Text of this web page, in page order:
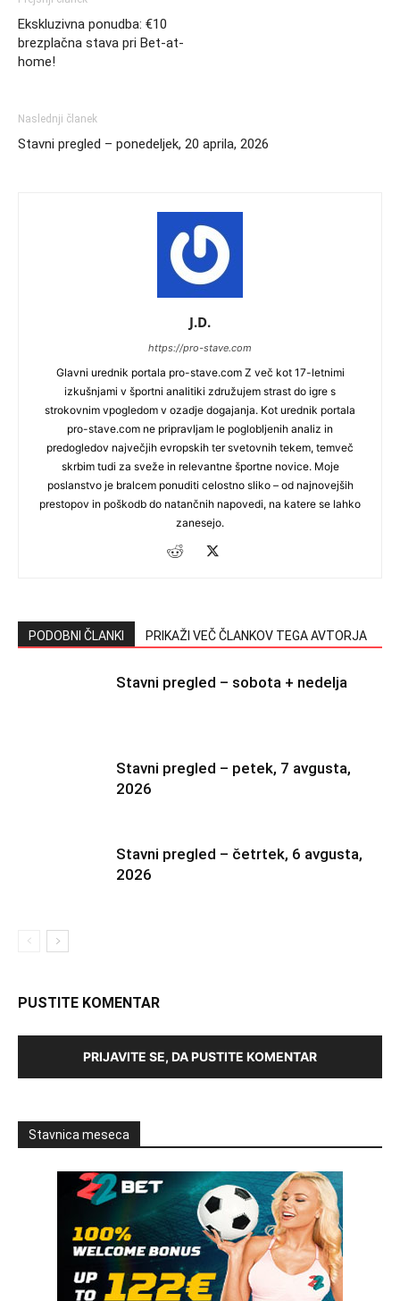
Ekskluzivna ponudba: €10
brezplačna stava pri Bet-at-
home!
Naslednji članek
Stavni pregled – ponedeljek, 20 aprila, 2026
J.D.
https://pro-stave.com
Glavni urednik portala pro-stave.com Z več kot 17-letnimi
izkušnjami v športni analitiki združujem strast do igre s
strokovnim vpogledom v ozadje dogajanja. Kot urednik portala
pro-stave.com ne pripravljam le poglobljenih analiz in
predogledov največjih evropskih ter svetovnih tekem, temveč
skrbim tudi za sveže in relevantne športne novice. Moje
poslanstvo je bralcem ponuditi celostno sliko – od najnovejših
prestopov in poškodb do natančnih napovedi, na katere se lahko
zanesejo.
PODOBNI ČLANKI PRIKAŽI VEČ ČLANKOV TEGA AVTORJA
Stavni pregled – sobota + nedelja
Stavni pregled – petek, 7 avgusta,
2026
Stavni pregled – četrtek, 6 avgusta,
2026
PUSTITE KOMENTAR
PRIJAVITE SE, DA PUSTITE KOMENTAR
Stavnica meseca